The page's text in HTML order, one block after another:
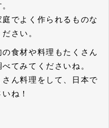
でよく作られるものな
さい。
食材や料理もたくさん
てみてくださいね。
ん料理をして、日本で
ね！